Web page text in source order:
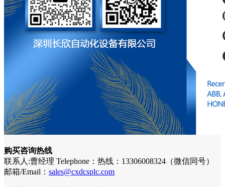
购买咨询热线
联系人:曹经理 Telephone：热线：13306008324（微信同号）
邮箱/Email： sales@cxdcsplc.com